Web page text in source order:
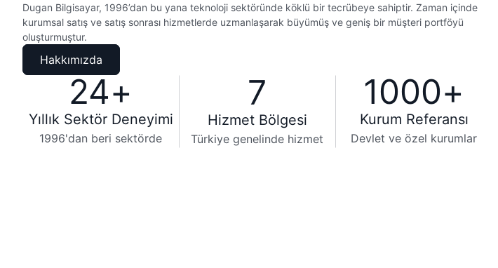
Dugan Bilgisayar, 1996’dan bu yana teknoloji sektöründe köklü bir tecrübeye sahiptir. Zaman içinde
kurumsal satış ve satış sonrası hizmetlerde uzmanlaşarak büyümüş ve geniş bir müşteri portföyü
oluşturmuştur.
Hakkımızda
24+
Yıllık Sektör Deneyimi
1996'dan beri sektörde
7
Hizmet Bölgesi
Türkiye genelinde hizmet
1000+
Kurum Referansı
Devlet ve özel kurumlar